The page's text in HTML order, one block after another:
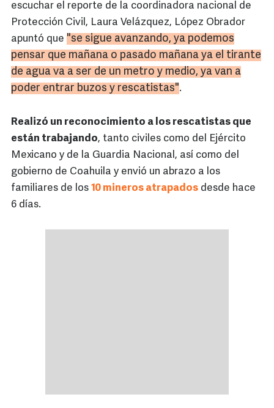
escuchar el reporte de la coordinadora nacional de
Protección Civil, Laura Velázquez, López Obrador
apuntó que "se sigue avanzando, ya podemos
pensar que mañana o pasado mañana ya el tirante
de agua va a ser de un metro y medio, ya van a
poder entrar buzos y rescatistas".
Realizó un reconocimiento a los rescatistas que
están trabajando, tanto civiles como del Ejército
Mexicano y de la Guardia Nacional, así como del
gobierno de Coahuila y envió un abrazo a los
familiares de los 10 mineros atrapados desde hace
6 días.